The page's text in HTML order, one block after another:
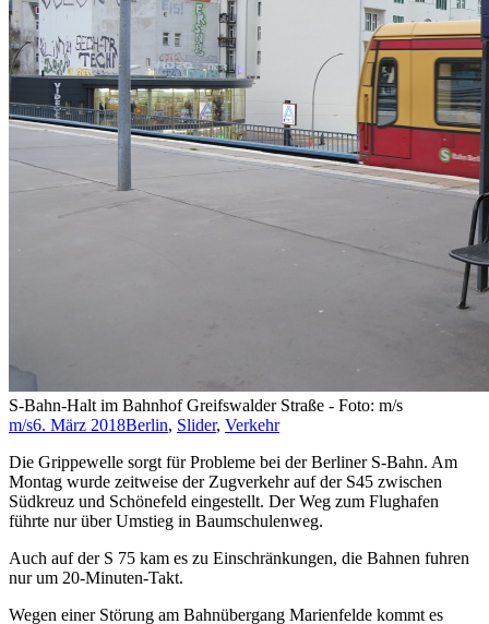
S-Bahn-Halt im Bahnhof Greifswalder Straße - Foto: m/s
m/s6. März 2018Berlin, Slider, Verkehr
Die Grippewelle sorgt für Probleme bei der Berliner S-Bahn. Am
Montag wurde zeitweise der Zugverkehr auf der S45 zwischen
Südkreuz und Schönefeld eingestellt. Der Weg zum Flughafen
führte nur über Umstieg in Baumschulenweg.
Auch auf der S 75 kam es zu Einschränkungen, die Bahnen fuhren
nur um 20-Minuten-Takt.
Wegen einer Störung am Bahnübergang Marienfelde kommt es